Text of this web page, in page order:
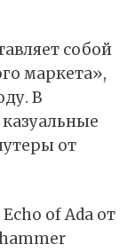
собой
маркета»,
В
от
of Ada от